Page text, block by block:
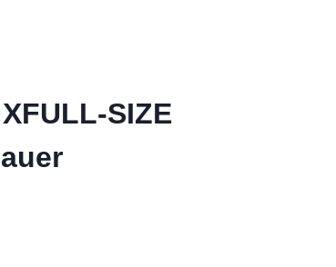
SIZE